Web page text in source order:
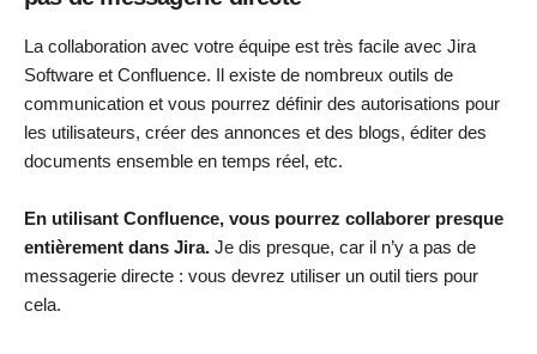
La collaboration avec votre équipe est très facile avec Jira
Software et Confluence. Il existe de nombreux outils de
communication et vous pourrez définir des autorisations pour
les utilisateurs, créer des annonces et des blogs, éditer des
documents ensemble en temps réel, etc.
En utilisant Confluence, vous pourrez collaborer presque
entièrement dans Jira. Je dis presque, car il n’y a pas de
messagerie directe : vous devrez utiliser un outil tiers pour
cela.